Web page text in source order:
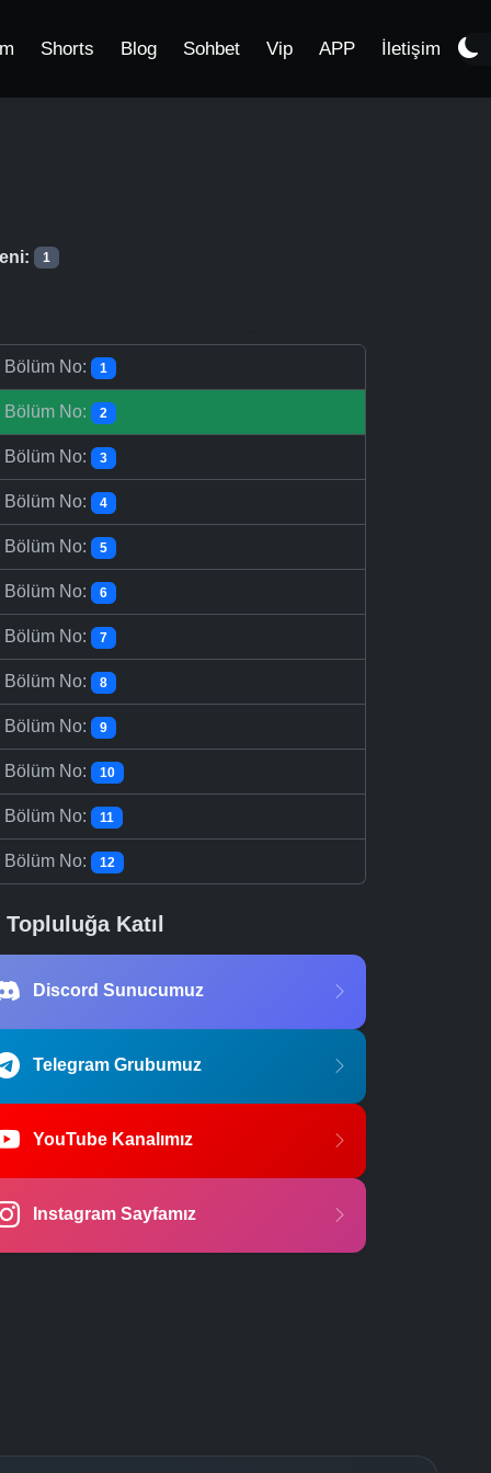
Shorts Blog Sohbet Vip APP İletişim
1
Bölüm No: 1
Bölüm No: 2
Bölüm No: 3
Bölüm No: 4
Bölüm No: 5
Bölüm No: 6
Bölüm No: 7
Bölüm No: 8
Bölüm No: 9
Bölüm No: 10
Bölüm No: 11
Bölüm No: 12
Topluluğa Katıl
Discord Sunucumuz
Telegram Grubumuz
YouTube Kanalımız
Instagram Sayfamız